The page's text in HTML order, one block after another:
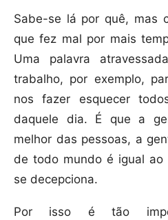
Sabe-se lá por quê, mas
que fez mal por mais
Uma palavra
trabalho, por exemplo,
nos fazer esquecer
daquele dia. É que a
melhor das pessoas, a
de todo mundo é igual
se decepciona.
Por isso é tão